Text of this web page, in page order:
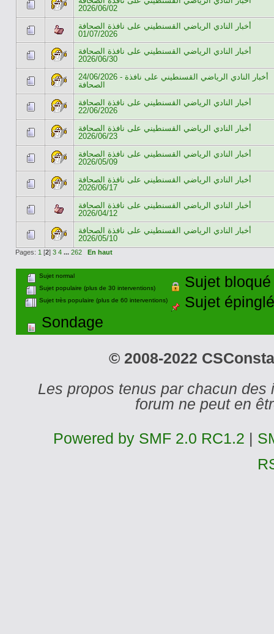
2026/06/02
أخبار النادي الرياضي القسنطيني على نافذة الصحافة
01/07/2026
أخبار النادي الرياضي القسنطيني على نافذة الصحافة
2026/06/30
24/06/2026 - أخبار النادي الرياضي القسنطيني على نافذة
الصحافة
أخبار النادي الرياضي القسنطيني على نافذة الصحافة
22/06/2026
أخبار النادي الرياضي القسنطيني على نافذة الصحافة
2026/06/23
أخبار النادي الرياضي القسنطيني على نافذة الصحافة
2026/05/09
أخبار النادي الرياضي القسنطيني على نافذة الصحافة
2026/06/17
أخبار النادي الرياضي القسنطيني على نافذة الصحافة
2026/04/12
أخبار النادي الرياضي القسنطيني على نافذة الصحافة
2026/05/10
Pages: 1 [2] 3 4 ... 262 En haut
Sujet normal
Sujet populaire (plus de 30 interventions)
Sujet très populaire (plus de 60 interventions)
Sujet bloqué
Sujet épinglé
Sondage
© 2008-2022
Les propos tenus par chacun
forum ne peut en
Powered by SMF 2.0 RC1.2 |